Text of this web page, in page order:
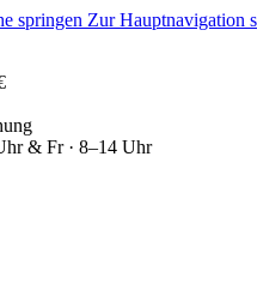
springen Zur Hauptnavigation
& Fr · 8–14 Uhr